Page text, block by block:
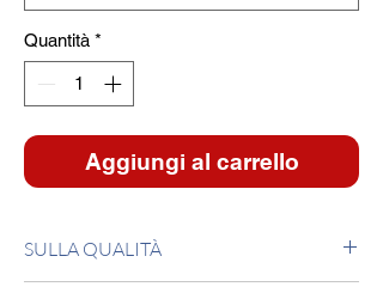
Quantità *
Aggiungi al carrello
SULLA QUALITÀ